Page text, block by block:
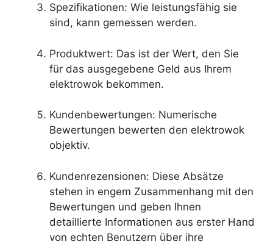
Spezifikationen: Wie leistungsfähig sie
sind, kann gemessen werden.
Produktwert: Das ist der Wert, den Sie
für das ausgegebene Geld aus Ihrem
elektrowok bekommen.
Kundenbewertungen: Numerische
Bewertungen bewerten den elektrowok
objektiv.
Kundenrezensionen: Diese Absätze
stehen in engem Zusammenhang mit den
Bewertungen und geben Ihnen
detaillierte Informationen aus erster Hand
von echten Benutzern über ihre